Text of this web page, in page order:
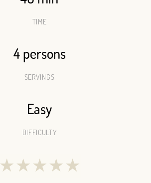
TIME
4 persons
SERVINGS
Easy
DIFFICULTY
★★★★★